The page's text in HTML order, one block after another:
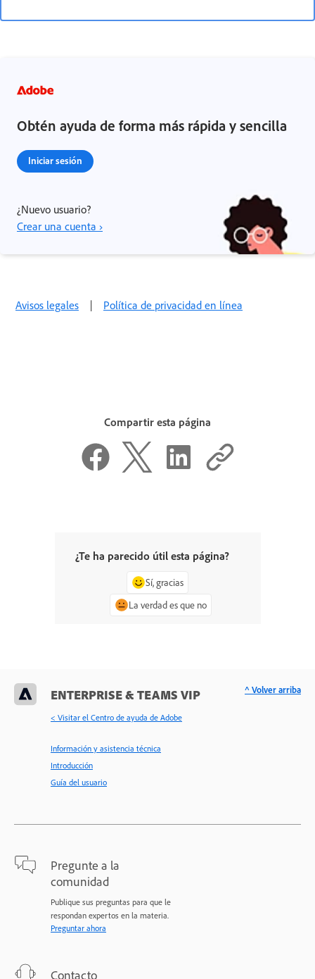
Obtén ayuda de forma más rápida y sencilla
Iniciar sesión
¿Nuevo usuario?
Crear una cuenta ›
Avisos legales | Política de privacidad en línea
Compartir esta página
¿Te ha parecido útil esta página?
Sí, gracias
La verdad es que no
ENTERPRISE & TEAMS VIP
< Visitar el Centro de ayuda de Adobe
Información y asistencia técnica
Introducción
Guía del usuario
Pregunte a la
comunidad
Publique sus preguntas para que le
respondan expertos en la materia.
Preguntar ahora
Contacto
^ Volver arriba